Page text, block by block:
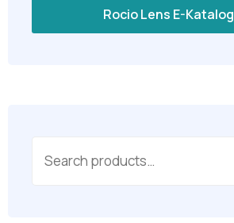
Rocio Lens E-Katalog